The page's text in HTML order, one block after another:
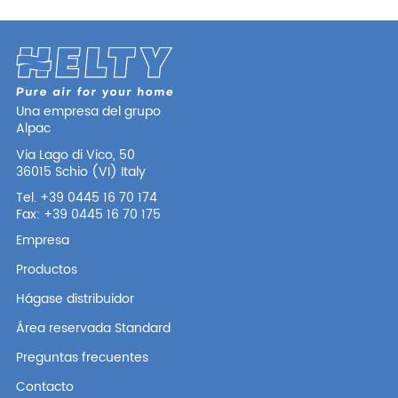
Una empresa del grupo
Alpac
Via Lago di Vico, 50
36015 Schio (VI) Italy
Tel. +39 0445 16 70 174
Fax: +39 0445 16 70 175
Empresa
Productos
Hágase distribuidor
Área reservada Standard
Preguntas frecuentes
Contacto